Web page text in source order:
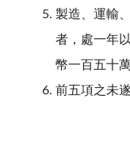
製造、運輸
者，處一年
幣一百五十
前五項之未